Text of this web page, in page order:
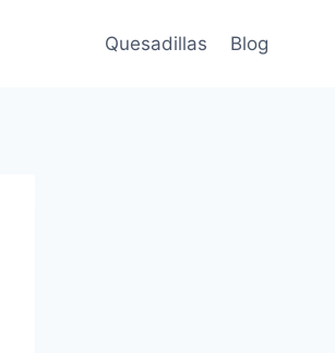
Quesadillas Blog